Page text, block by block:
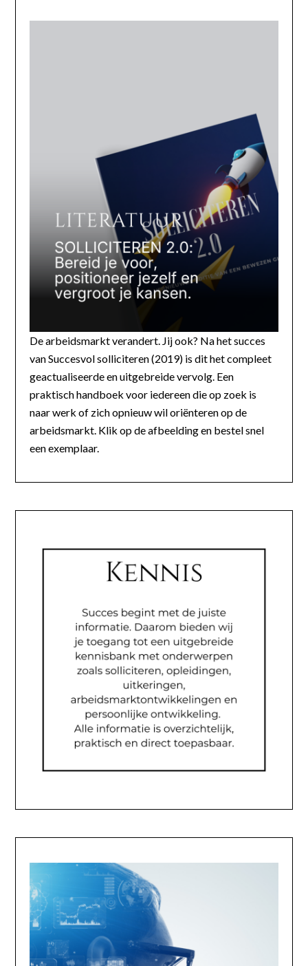
De arbeidsmarkt verandert. Jij ook? Na het succes
van Succesvol solliciteren (2019) is dit het compleet
geactualiseerde en uitgebreide vervolg. Een
praktisch handboek voor iedereen die op zoek is
naar werk of zich opnieuw wil oriënteren op de
arbeidsmarkt. Klik op de afbeelding en bestel snel
een exemplaar.